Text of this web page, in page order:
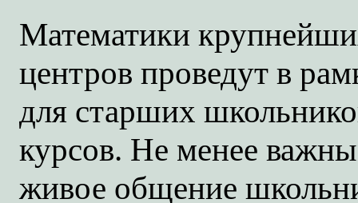
Математики
центров проведут в
для старших
курсов. Не менее
живое общение